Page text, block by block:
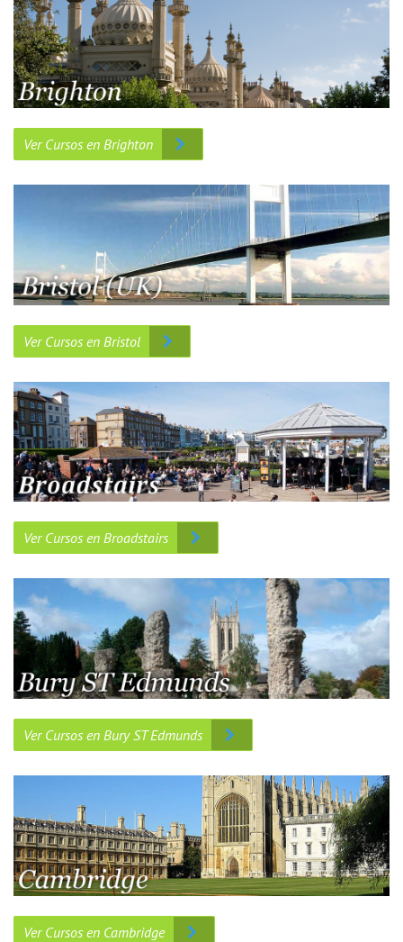
Ver Cursos en Brighton
Ver Cursos en Bristol
Ver Cursos en Broadstairs
Ver Cursos en Bury ST Edmunds
Ver Cursos en Cambridge